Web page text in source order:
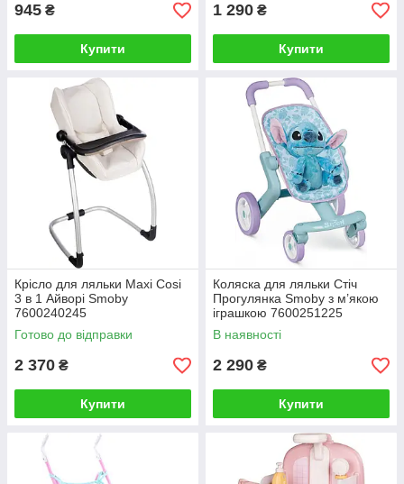
945 ₴
Купити
1 290 ₴
Купити
Крісло для ляльки Maxi Cosi
3 в 1 Айворі Smoby
7600240245
Готово до відправки
2 370 ₴
Купити
Коляска для ляльки Стіч
Прогулянка Smoby з м’якою
іграшкою 7600251225
В наявності
2 290 ₴
Купити